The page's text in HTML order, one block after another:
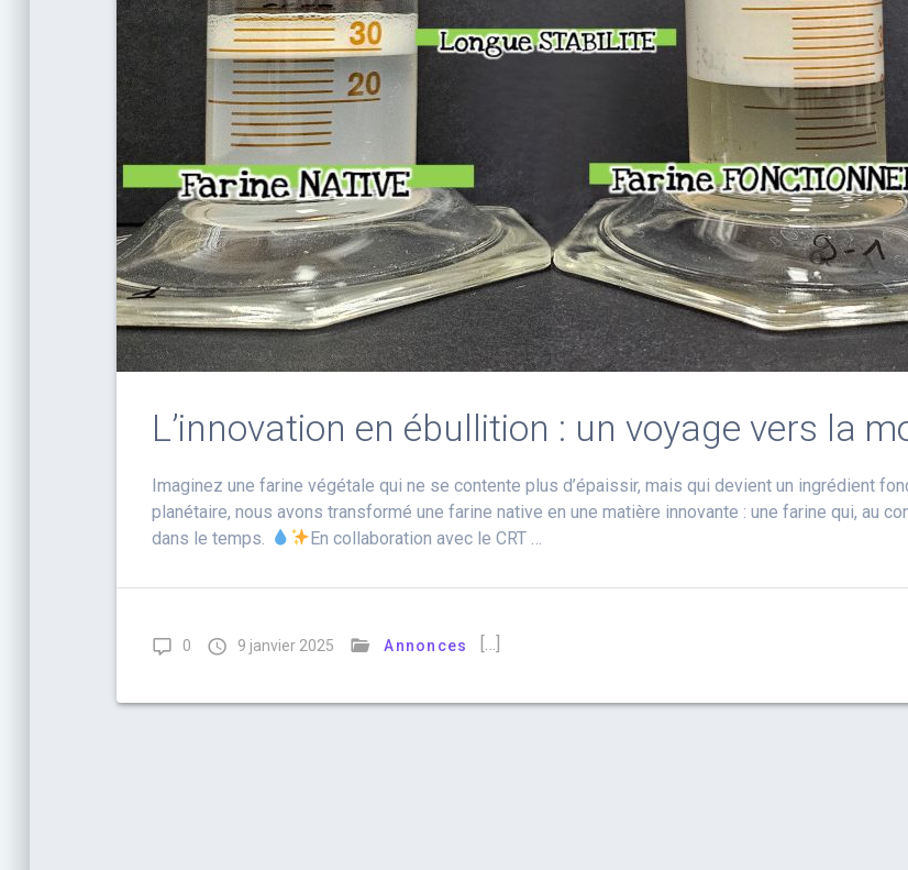
L’innovation en ébullition : un voyage vers la
Imaginez une farine végétale qui ne se contente plus d’épaissir, mais qui devient un ingrédient
planétaire, nous avons transformé une farine native en une matière innovante : une farine qui, au
dans le temps.
En collaboration avec le CRT …
0 9 janvier 2025 Annonces […]